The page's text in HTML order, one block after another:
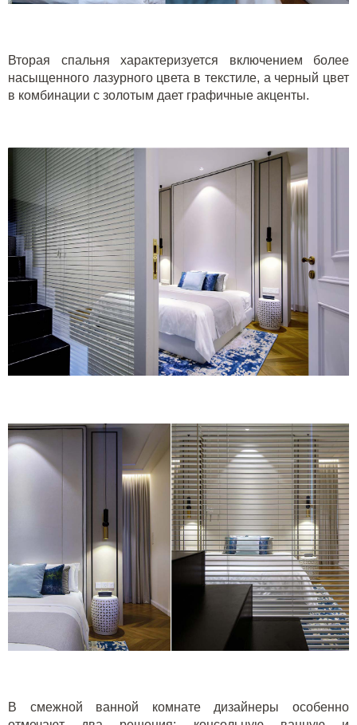
Вторая спальня характеризуется включением более
насыщенного лазурного цвета в текстиле, а черный цвет
в комбинации с золотым дает графичные акценты.
В смежной ванной комнате дизайнеры особенно